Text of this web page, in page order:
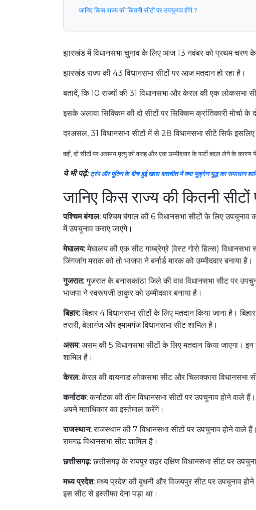
जानिए किस राज्य की कितनी सीटों पर उपचुनाव होंगे ?
झारखंड में विधानसभा चुनाव के लिए आज 13 नवंबर को प्रथम चरण के
झारखंड राज्य की 43 विधानसभा सीटों पर आज मतदान हो रहा है।
बतादें, कि 10 राज्यों की 31 विधानसभा और केरल की एक लोकसभा
इसके अलावा सिक्किम की दो सीटों पर सिक्किम क्रांतिकारी मोर्चा के
दरअसल, 31 विधानसभा सीटों में से 28 विधानसभा सीटें सिर्फ
वहीं, दो सीटों पर असमय मृत्यु की वजह और एक उम्मीदवार के पार्टी बदल लेने के कारण
ये भी पढ़ें: ट्रंप और पुतिन के बीच हुई खास बातचीत में क्या यूक्रेन युद्ध का समाधान
जानिए किस राज्य की कितनी
पश्चिम बंगाल:पश्चिम बंगाल की 6 विधानसभा सीटों के लिए उपचुनाव
में उपचुनाव कराए जाएंगे।
मेघालय:मेघालय की एक सीट गाम्ब्रेग्रे (वेस्ट गोरो हिल्स)
जिंगजांग मराक को तो भाजपा ने बर्नार्ड मारक को उम्मीदवार बनाया है।
गुजरात:गुजरात के बनासकांठा जिले की वाव विधानसभा सीट पर
भाजपा ने स्वरूपजी ठाकुर को उम्मीदवार बनाया है।
बिहार:बिहार 4 विधानसभा सीटों के लिए मतदान किया जाना है।
तरारी, बेलागंज और इमामगंज विधानसभा सीट शामिल है।
असम: असम की 5 विधानसभा सीटों के लिए मतदान किया जाएगा। इन
शामिल है।
केरल:केरल की वायनाड लोकसभा सीट और चिलक्कारा विधानसभा
कर्नाटक:कर्नाटक की तीन विधानसभा सीटों पर उपचुनाव होने वाले
अपने मताधिकार का इस्तेमाल करेंगे।
राजस्थान:राजस्थान की 7 विधानसभा सीटों पर उपचुनाव होने वाले
रामगढ़ विधानसभा सीट शामिल है।
छत्तीसगढ़:छत्तीसगढ़ के रायपुर शहर दक्षिण विधानसभा सीट पर
मध्य प्रदेश:मध्य प्रदेश की बुधनी और विजयपुर सीट पर उपचुनाव
इस सीट से इस्तीफा देना पड़ा था।